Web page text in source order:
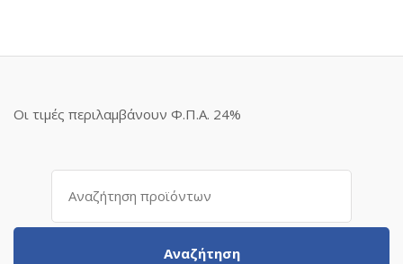
Οι τιμές περιλαμβάνουν Φ.Π.Α. 24%
Αναζήτηση
Αναζήτηση